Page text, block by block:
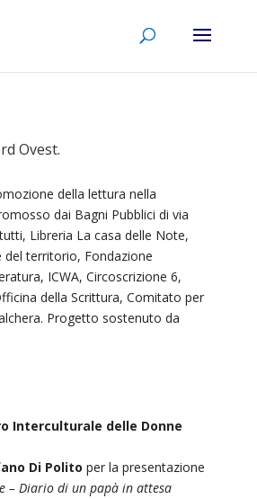
Ovest.
della lettura nella
dai Bagni Pubblici di via
Libreria La casa delle Note,
del territorio, Fondazione
ICWA, Circoscrizione 6,
della Scrittura, Comitato per
Progetto sostenuto da
Interculturale delle Donne
Di Polito per la presentazione
– Diario di un papà in attesa